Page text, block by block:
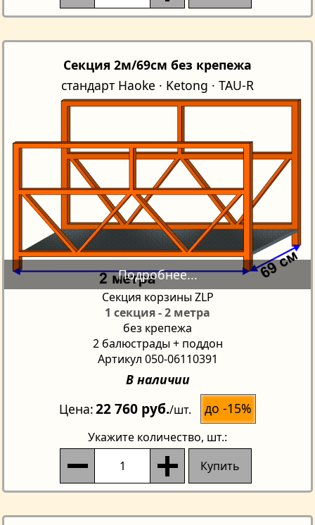
Секция 2м/69см без крепежа
стандарт Haoke · Ketong · TAU-R
Секция корзины ZLP
1 секция - 2 метра
без крепежа
2 балюстрады + поддон
Артикул 050-06110391
В наличии
Цена 22 760 руб./шт. до -15%
Укажите количество, шт.:
Купить